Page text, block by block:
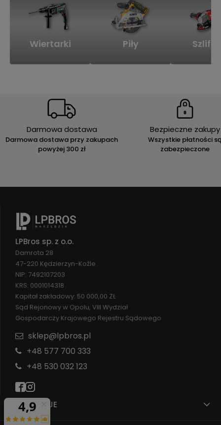
Wiertarki Piły
Darmowa dostawa
Darmowa dostawa przy zakupach
powyżej 300 zł
Bezpieczne zakupy
Wszystkie płatności
zabezpieczone
INFORMACJE
LPBros sp. z o.o.
Damrota 28
47-220 Kędzierzyn-Koźle
NIP: 7492107203
KRS: 0001014318
Kapitał zakładowy: 50 000,00 ZŁ
Sąd Rejonowy w Opolu, VIII Wydział
Gospodarczy Krajowego Rejestru Sądowego
sklep@lpbros.pl
+48 577 700 333
+48 530 032 123